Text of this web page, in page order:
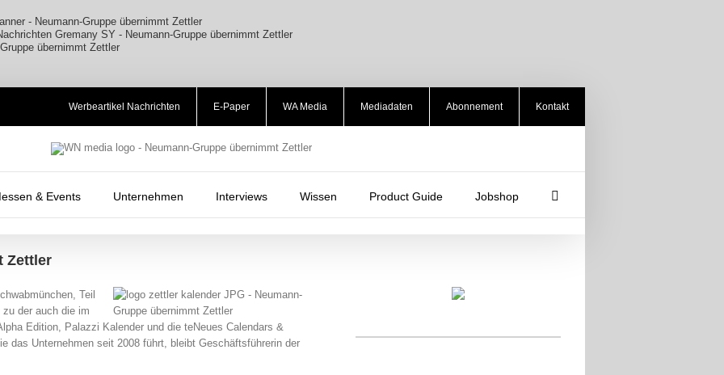
Werbeartikel Nachrichten E-Paper WA Media Mediadaten Abonnement Kontakt
& Events Unternehmen Interviews Wissen Product Guide Jobshop
Zettler
Teil
der auch die im
Edition, Palazzi Kalender und die teNeues Calendars &
das Unternehmen seit 2008 führt, bleibt Geschäftsführerin der